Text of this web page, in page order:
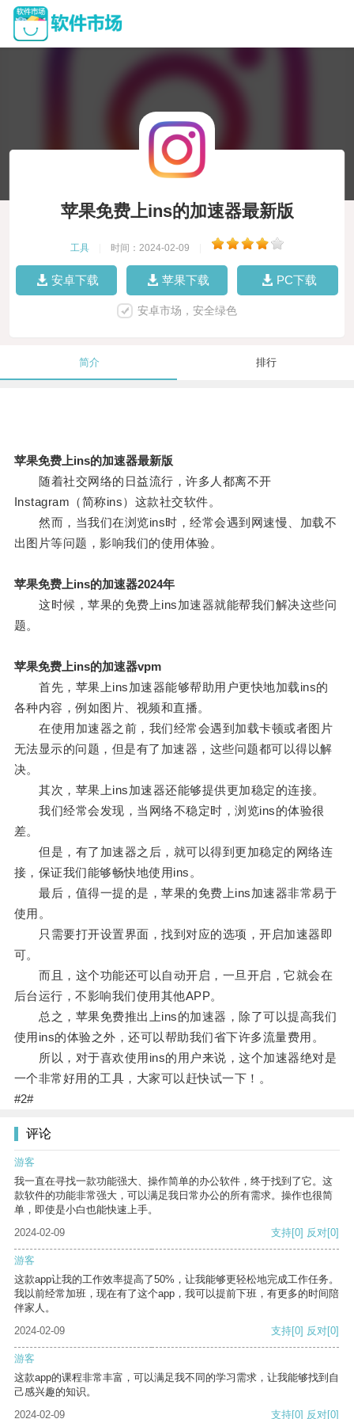
苹果免费上ins的加速器最新版
工具 时间：2024-02-09
安卓下载 苹果下载 PC下载
安卓市场，安全绿色
简介 排行
苹果免费上ins的加速器最新版
随着社交网络的日益流行，许多人都离不开
Instagram（简称ins）这款社交软件。
然而，当我们在浏览ins时，经常会遇到网速慢、加载不
出图片等问题，影响我们的使用体验。
苹果免费上ins的加速器2024年
这时候，苹果的免费上ins加速器就能帮我们解决这些问
题。
苹果免费上ins的加速器vpm
首先，苹果上ins加速器能够帮助用户更快地加载ins的
各种内容，例如图片、视频和直播。
在使用加速器之前，我们经常会遇到加载卡顿或者图片
无法显示的问题，但是有了加速器，这些问题都可以得以解
决。
其次，苹果上ins加速器还能够提供更加稳定的连接。
我们经常会发现，当网络不稳定时，浏览ins的体验很
差。
但是，有了加速器之后，就可以得到更加稳定的网络连
接，保证我们能够畅快地使用ins。
最后，值得一提的是，苹果的免费上ins加速器非常易于
使用。
只需要打开设置界面，找到对应的选项，开启加速器即
可。
而且，这个功能还可以自动开启，一旦开启，它就会在
后台运行，不影响我们使用其他APP。
总之，苹果免费推出上ins的加速器，除了可以提高我们
使用ins的体验之外，还可以帮助我们省下许多流量费用。
所以，对于喜欢使用ins的用户来说，这个加速器绝对是
一个非常好用的工具，大家可以赶快试一下！。
#2#
评论
游客
我一直在寻找一款功能强大、操作简单的办公软件，终于找到了它。这
款软件的功能非常强大，可以满足我日常办公的所有需求。操作也很简
单，即使是小白也能快速上手。
2024-02-09
支持[0] 反对[0]
游客
这款app让我的工作效率提高了50%，让我能够更轻松地完成工作任务。
我以前经常加班，现在有了这个app，我可以提前下班，有更多的时间陪
伴家人。
2024-02-09
支持[0] 反对[0]
游客
这款app的课程非常丰富，可以满足我不同的学习需求，让我能够找到自
己感兴趣的知识。
2024-02-09
支持[0] 反对[0]